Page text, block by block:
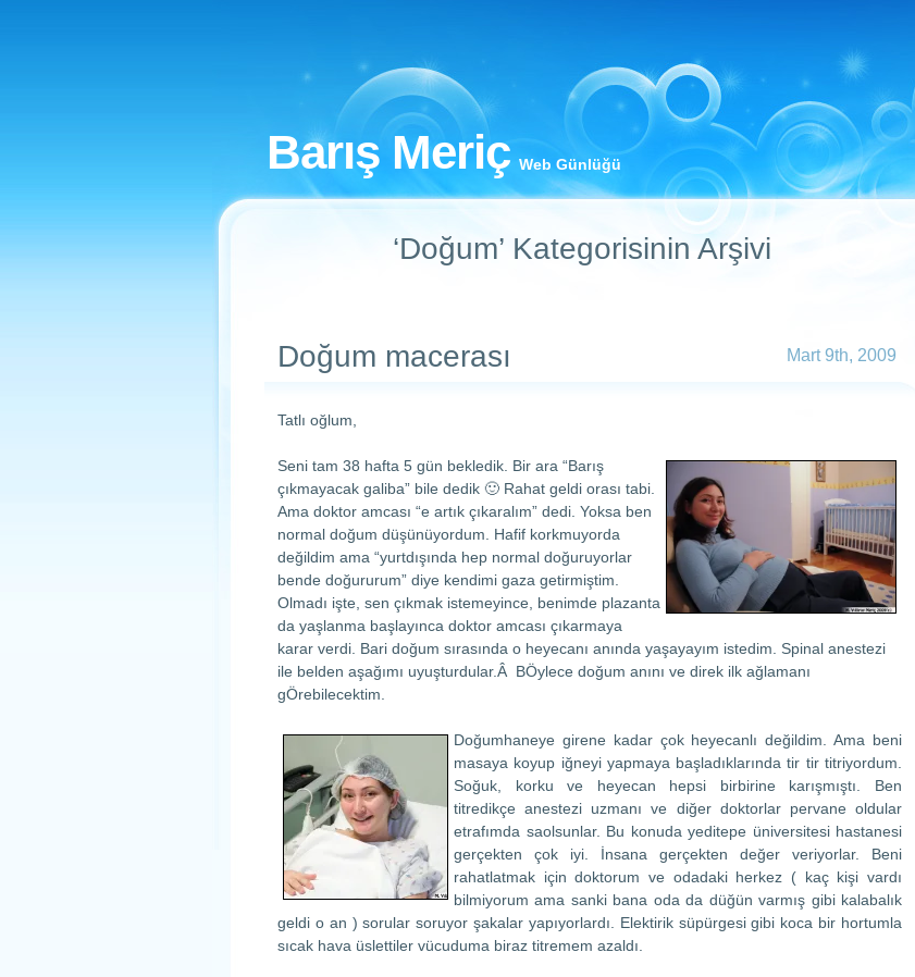
Barış Meriç Web Günlüğü
‘Doğum’ Kategorisinin Arşivi
Doğum macerası Mart 9th, 2009
Tatlı oğlum,
Seni tam 38 hafta 5 gün bekledik. Bir ara “Barış
çıkmayacak galiba” bile dedik 🙂 Rahat geldi orası tabi.
Ama doktor amcası “e artık çıkaralım” dedi. Yoksa ben
normal doğum düşünüyordum. Hafif korkmuyorda
değildim ama “yurtdışında hep normal doğuruyorlar
bende doğururum” diye kendimi gaza getirmiştim.
Olmadı işte, sen çıkmak istemeyince, benimde plazanta
da yaşlanma başlayınca doktor amcası çıkarmaya
karar verdi. Bari doğum sırasında o heyecanı anında yaşayayım istedim. Spinal anestezi
ile belden aşağımı uyuşturdular.Â BÖylece doğum anını ve direk ilk ağlamanı
gÖrebilecektim.
Doğumhaneye girene kadar çok heyecanlı değildim. Ama beni
masaya koyup iğneyi yapmaya başladıklarında tir tir titriyordum.
Soğuk, korku ve heyecan hepsi birbirine karışmıştı. Ben
titredikçe anestezi uzmanı ve diğer doktorlar pervane oldular
etrafımda saolsunlar. Bu konuda yeditepe üniversitesi hastanesi
gerçekten çok iyi. İnsana gerçekten değer veriyorlar. Beni
rahatlatmak için doktorum ve odadaki herkez ( kaç kişi vardı
bilmiyorum ama sanki bana oda da düğün varmış gibi kalabalık
geldi o an ) sorular soruyor şakalar yapıyorlardı. Elektirik süpürgesi gibi koca bir hortumla
sıcak hava üslettiler vücuduma biraz titremem azaldı.